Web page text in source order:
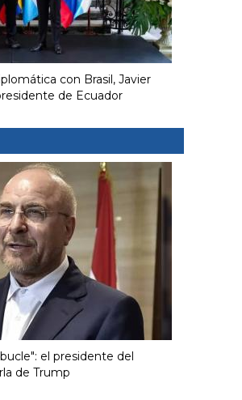
con Brasil, Javier
de Ecuador
el presidente del
de Trump